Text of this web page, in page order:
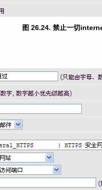
图 26.24. 禁止一切